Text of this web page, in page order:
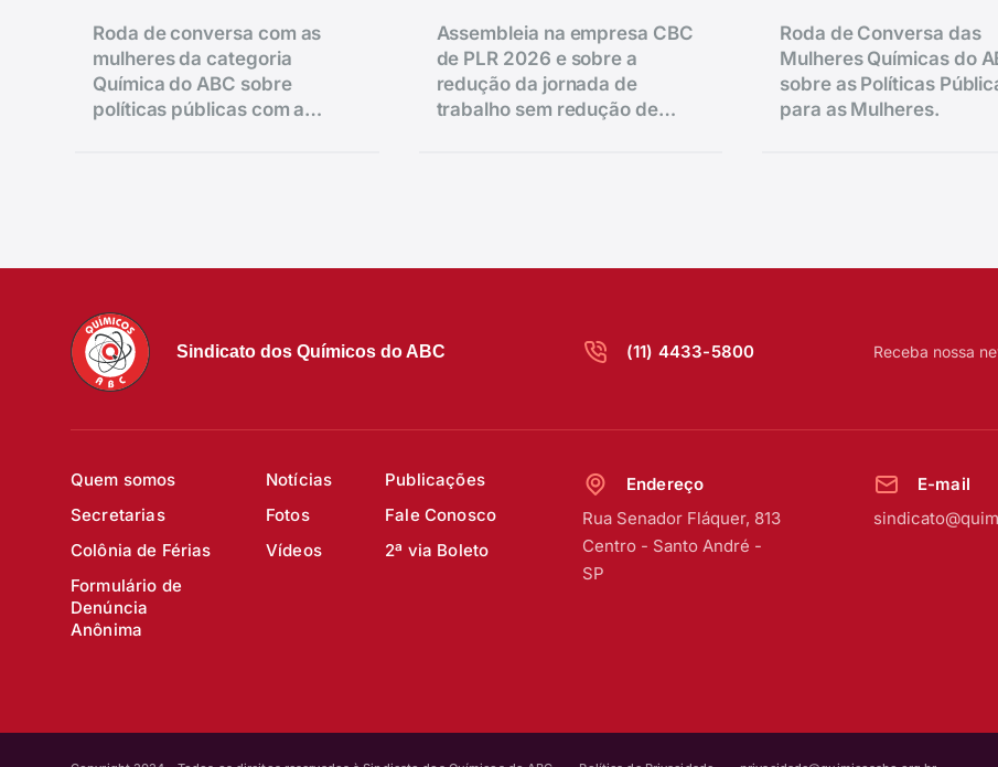
Roda de conversa com as
mulheres da categoria
Química do ABC sobre
políticas públicas com a
Assembleia na empresa CBC
de PLR 2026 e sobre a
redução da jornada de
trabalho sem redução de
Roda de Conversa das
Mulheres Químicas do
sobre as Políticas
para as Mulheres.
Sindicato dos Químicos do ABC (11) 4433-5800 Receba nossa
Quem somos Notícias
Publicações
Secretarias
Fotos
Fale Conosco
Colônia de Férias
Vídeos
2ª via Boleto
Formulário de
Denúncia
Anônima
Endereço
Rua Senador Fláquer, 813
Centro - Santo André -
SP
E-mail